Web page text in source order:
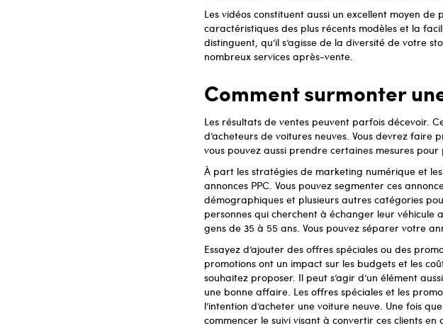
Les vidéos constituent aussi un excellent moyen
caractéristiques des plus récents modèles et la
distinguent, qu’il s’agisse de la diversité de votre
nombreux services après-vente.
Comment surmonter
Les résultats de ventes peuvent parfois décevoir.
d’acheteurs de voitures neuves. Vous devrez
vous pouvez aussi prendre certaines mesures pour
À part les stratégies de marketing numérique et
annonces PPC. Vous pouvez segmenter ces
démographiques et plusieurs autres catégories
personnes qui cherchent à échanger leur
gens de 35 à 55 ans. Vous pouvez séparer votre
Essayez d’ajouter des offres spéciales ou des
promotions ont un impact sur les budgets et les
souhaitez proposer. Il peut s’agir d’un élément
une bonne affaire. Les offres spéciales et les
l’intention d’acheter une voiture neuve. Une fois
commencer le suivi visant à convertir ces clients en